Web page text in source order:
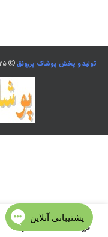
تولید و پخش پوشاک پررونق 2025 طراحی سایت با
فروشگاه